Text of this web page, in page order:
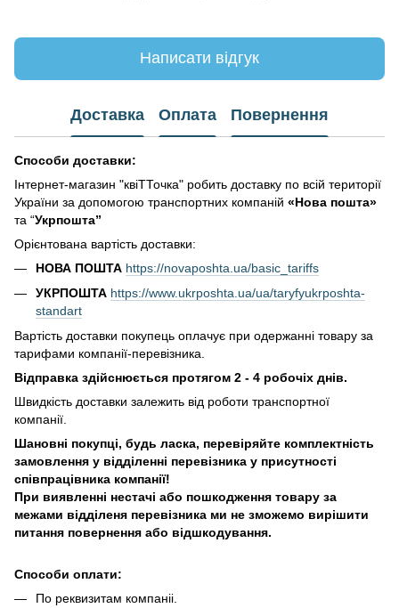
Написати відгук
Доставка Оплата Повернення
Способи доставки:
Інтернет-магазин "квіТТочка" робить доставку по всій території
України за допомогою транспортних компаній «Нова пошта»
та “Укрпошта”
Орієнтована вартість доставки:
НОВА ПОШТА https://novaposhta.ua/basic_tariffs
УКРПОШТА https://www.ukrposhta.ua/ua/taryfyukrposhta-
standart
Вартість доставки покупець оплачує при одержанні товару за
тарифами компанії-перевізника.
Відправка здійснюється протягом 2 - 4 робочіх днів.
Швидкість доставки залежить від роботи транспортної
компанії.
Шановні покупці, будь ласка, перевіряйте комплектність
замовлення у відділенні перевізника у присутності
співпрацівника компанії!
При виявленні нестачі або пошкодження товару за
межами відділеня перевізника ми не зможемо вирішити
питання повернення або відшкодування.
Способи оплати:
По реквизитам компаніі.